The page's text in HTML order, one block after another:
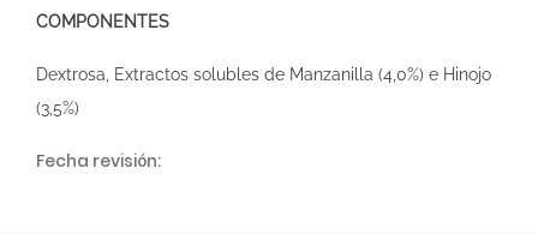
COMPONENTES
Dextrosa, Extractos solubles de Manzanilla (4,0%) e Hinojo
(3,5%)
Fecha revisión: